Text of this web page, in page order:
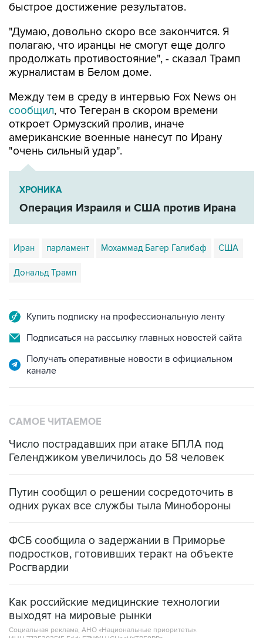
"Думаю, довольно скоро все закончится. Я
продолжать противостояние", - сказал Трамп
журналистам в Белом доме.
Между тем в среду в интервью Fox News он
откроет Ормузский пролив, иначе
американские военные нанесут по Ирану
"очень сильный удар".
ХРОНИКА
Операция Израиля и США против Ирана
Иран парламент Мохаммад Багер Галибаф США
Дональд Трамп
Подписаться на рассылку главных новостей сайта
Получать оперативные новости в официальном
Число пострадавших при атаке БПЛА под
Путин сообщил о решении сосредоточить в
ФСБ сообщила о задержании в Приморье
Росгвардии
Как российские медицинские технологии
Социальная реклама, АНО «Национальные приоритеты».
ИНН 7725383515 Erid: F7NfYUJCUneVdTRF8PRs